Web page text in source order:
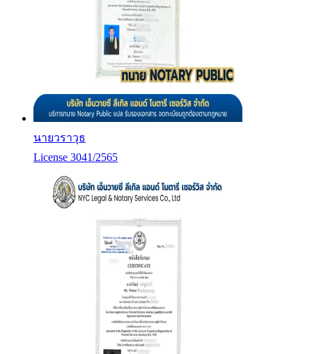
นายวราวุธ
License 3041/2565